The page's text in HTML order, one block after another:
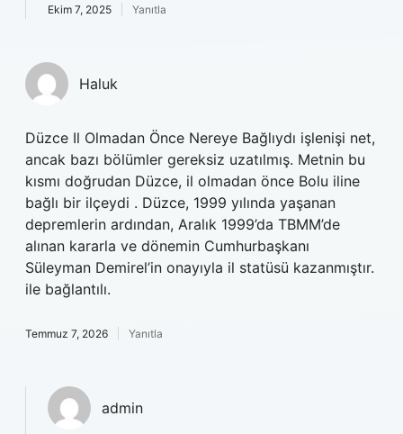
Ekim 7, 2025 Yanıtla
Haluk
Düzce Il Olmadan Önce Nereye Bağlıydı işlenişi net,
ancak bazı bölümler gereksiz uzatılmış. Metnin bu
kısmı doğrudan Düzce, il olmadan önce Bolu iline
bağlı bir ilçeydi . Düzce, 1999 yılında yaşanan
depremlerin ardından, Aralık 1999’da TBMM’de
alınan kararla ve dönemin Cumhurbaşkanı
Süleyman Demirel’in onayıyla il statüsü kazanmıştır.
ile bağlantılı.
Temmuz 7, 2026 Yanıtla
admin